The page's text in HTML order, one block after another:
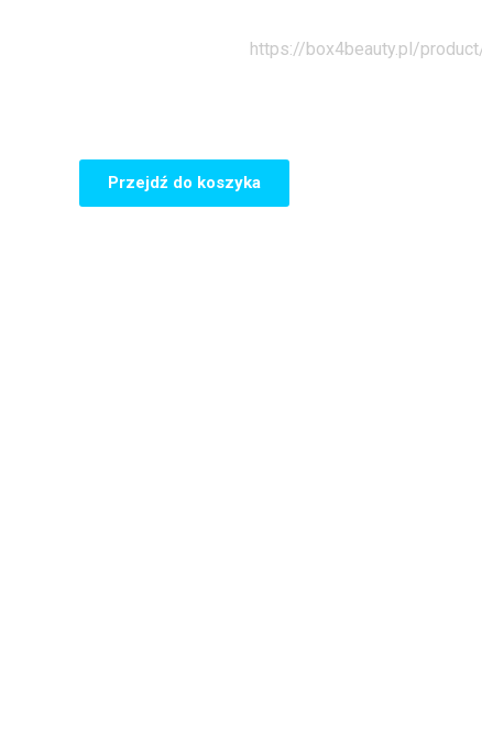
https://box4beauty.pl/
Przejdź do koszyka